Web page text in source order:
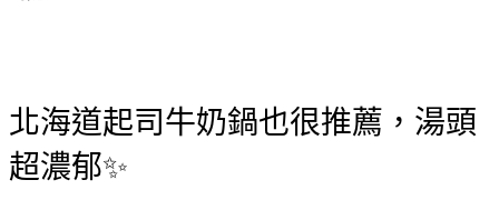
北海道起司牛奶鍋也很推薦，湯頭
超濃郁✨